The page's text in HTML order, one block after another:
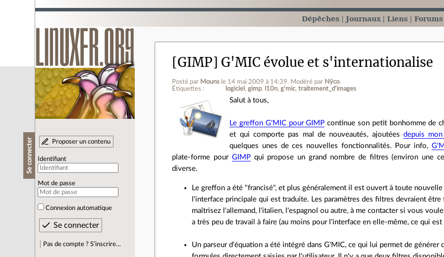
Dépêches Journaux Liens Forums
Se connecter Proposer un contenu
Identifiant
Mot de passe
Connexion automatique
Pas de compte ? S’inscrire…
[GIMP] G'MIC évolue et s'internationalise
Posté par Mouns le 14 mai 2009 à 14:39. Modéré par Nÿco.
Étiquettes :
logiciel gimp l10n g'mic traitement_d'images
Salut à tous,
Le greffon G'MIC pour GIMP continue son petit bonhomme de
et qui comporte pas mal de nouveautés, ajoutées depuis
quelques unes de ces nouvelles fonctionnalités. Pour info,
plate-forme pour GIMPqui propose un grand nombre de filtres (environ une
diverse.
Le greffon a été "francisé", et plus généralement il est ouvert à toute
l'interface principale qui est traduite. Les paramètres des filtres devraient
maîtrisez l'allemand, l'italien, l'espagnol ou autre, à me contacter si vous
a très peu de travail à faire (au moins pour l'interface en elle-même, ce qui
Un parseur d'équation a été intégré dans G'MIC, ce qui lui permet de générer